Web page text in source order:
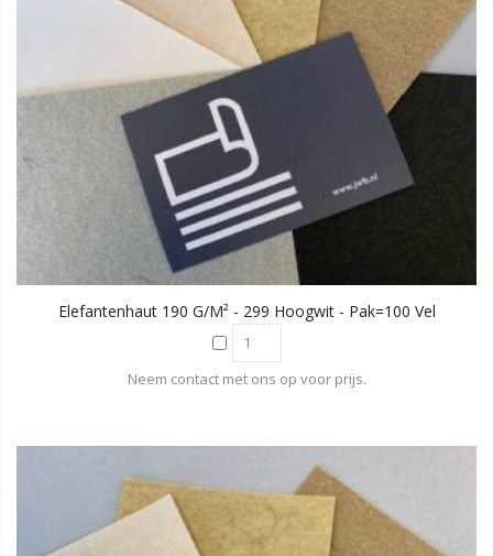
Elefantenhaut 190 G/m² - 299 Hoogwit - Pak=100 Vel
Neem contact met ons op voor prijs.